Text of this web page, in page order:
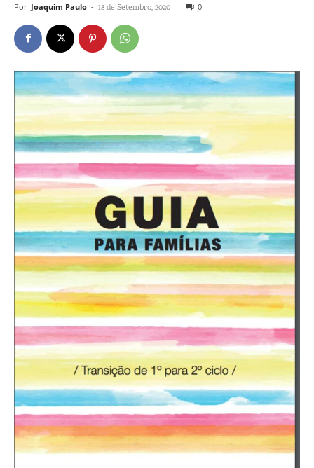
Por Joaquim Paulo - 18 de Setembro, 2020 0